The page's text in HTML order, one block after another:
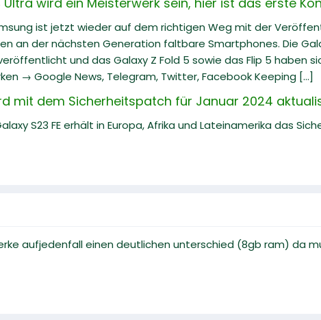
ist jetzt wieder auf dem richtigen Weg mit der
an der nächsten Generation faltbare Smartphones. Die
und das Galaxy Z Fold 5 sowie das Flip 5 haben
→ Google News, Telegram, Twitter, Facebook Keeping [...]
mit dem Sicherheitspatch für Januar 2024
S23 FE erhält in Europa, Afrika und Lateinamerika das
aufjedenfall einen deutlichen unterschied (8gb ram) da